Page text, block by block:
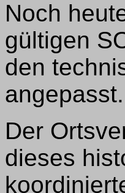
Noch
gültigen
den
angepasst.
Der
dieses